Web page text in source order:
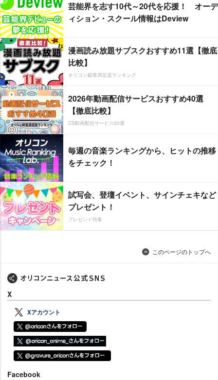
芸能界を志す10代～20代を応援！ オーデ
ィション・スクール情報はDeview
漫画読み放題サブスクおすすめ11選【徹底
比較】
オリコン顧客満足度ランキング
2026年動画配信サービスおすすめ40選
【徹底比較】
CS動画配信サービス20選
毎週の音楽ランキングから、ヒットの推移
をチェック！
試写会、登壇イベント、サインチェキなど
プレゼント！
プレゼント特集
このページのトップへ
X
Xアカウント
Facebook